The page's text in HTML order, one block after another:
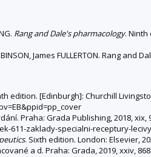
Rang and Dale's pharmacology. Ninth
James FULLERTON. Rang
edition. [Edinburgh]: Churchill
Praha: Grada Publishing, 2018, xix,
611-zaklady-specialni-receptury-
. Sixth edition. London: Elsevier,
a d. Praha: Grada, 2019, xxiv, 868.